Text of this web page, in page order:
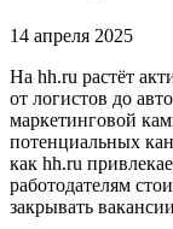
14 апреля 2025
На hh.ru растёт
от логистов до
маркетинговой
потенциальных
как hh.ru
работодателям
закрывать